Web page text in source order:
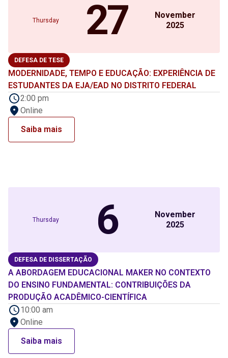
Thursday 27
November
2025
DEFESA DE TESE
MODERNIDADE, TEMPO E EDUCAÇÃO: EXPERIÊNCIA DE
ESTUDANTES DA EJA/EAD NO DISTRITO FEDERAL
2:00 pm
Online
Saiba mais
Thursday 6
November
2025
DEFESA DE DISSERTAÇÃO
A ABORDAGEM EDUCACIONAL MAKER NO CONTEXTO
DO ENSINO FUNDAMENTAL: CONTRIBUIÇÕES DA
PRODUÇÃO ACADÊMICO-CIENTÍFICA
10:00 am
Online
Saiba mais